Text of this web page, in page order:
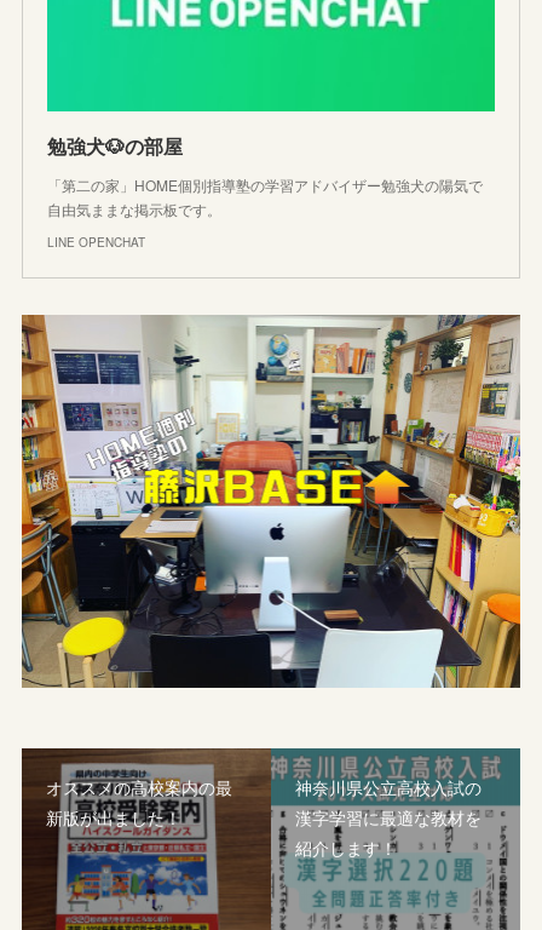
勉強犬🐶の部屋
「第二の家」HOME個別指導塾の学習アドバイザー勉強犬の陽気で
自由気ままな掲示板です。
LINE OPENCHAT
オススメの高校案内の最
新版が出ました！
神奈川県公立高校入試の
漢字学習に最適な教材を
紹介します！